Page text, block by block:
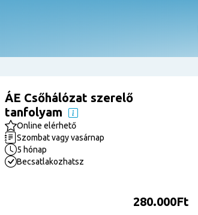
ÁE Csőhálózat szerelő
tanfolyam
Online elérhető
Szombat vagy vasárnap
5 hónap
Becsatlakozhatsz
280.000Ft